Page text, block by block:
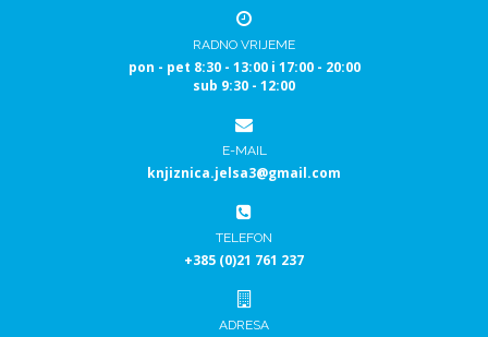
RADNO VRIJEME
pon - pet 8:30 - 13:00 i 17:00 - 20:00
sub 9:30 - 12:00
E-MAIL
knjiznica.jelsa3@gmail.com
TELEFON
+385 (0)21 761 237
ADRESA